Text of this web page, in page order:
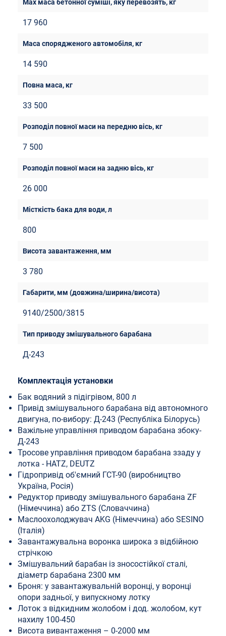
17 960
14 590
33 500
7 500
26 000
800
3 780
9140/2500/3815
Д-243
Комплектація установки
Бак водяний з підігрівом, 800 л
Привід змішувального барабана від автономного
двигуна, по-вибору: Д-243 (Республіка Білорусь)
Важільне управління приводом барабана збоку-
Д-243
Тросове управління приводом барабана ззаду у
лотка - HATZ, DEUTZ
Гідропривід об'ємний ГСТ-90 (виробництво
Україна, Росія)
Редуктор приводу змішувального барабана ZF
(Німеччина) або ZTS (Словаччина)
Маслоохолоджувач AKG (Німеччина) або SESINO
(Італія)
Завантажувальна воронка широка з відбійною
стрічкою
Змішувальний барабан із зносостійкої сталі,
діаметр барабана 2300 мм
Броня: у завантажувальній воронці, у воронці
опори задньої, у випускному лотку
Лоток з відкидним жолобом і дод. жолобом, кут
нахилу 100-450
Висота вивантаження – 0-2000 мм